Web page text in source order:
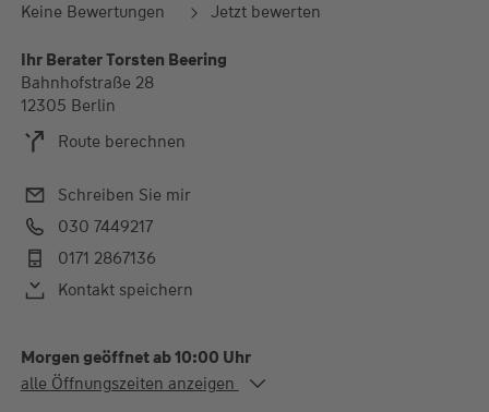
Keine Bewertungen Jetzt bewerten
Ihr Berater Torsten Beering
Bahnhofstraße 28
12305 Berlin
Route berechnen
Schreiben Sie mir
030 7449217
0171 2867136
Kontakt speichern
Morgen geöffnet ab 10:00 Uhr
Alle Öffnungszeiten
alle Öffnungszeiten anzeigen